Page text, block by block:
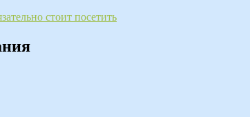
стоит посетить